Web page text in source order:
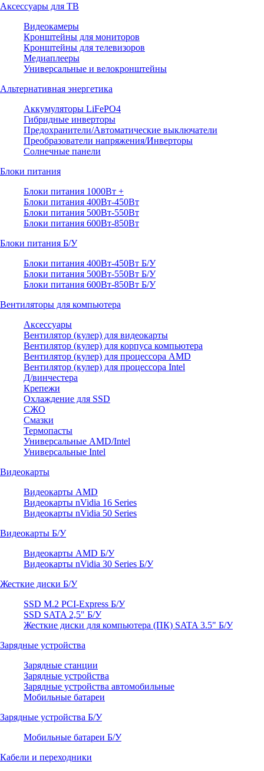
Аксессуары для ТВ
Видеокамеры
Кронштейны для мониторов
Кронштейны для телевизоров
Медиаплееры
Универсальные и велокронштейны
Альтернативная энергетика
Аккумуляторы LiFePO4
Гибридные инверторы
Предохранители/Автоматические выключатели
Преобразователи напряжения/Инверторы
Солнечные панели
Блоки питания
Блоки питания 1000Вт +
Блоки питания 400Вт-450Вт
Блоки питания 500Вт-550Вт
Блоки питания 600Вт-850Вт
Блоки питания Б/У
Блоки питания 400Вт-450Вт Б/У
Блоки питания 500Вт-550Вт Б/У
Блоки питания 600Вт-850Вт Б/У
Вентиляторы для компьютера
Аксессуары
Вентилятор (кулер) для видеокарты
Вентилятор (кулер) для корпуса компьютера
Вентилятор (кулер) для процессора AMD
Вентилятор (кулер) для процессора Intel
Д/винчестера
Крепежи
Охлаждение для SSD
СЖО
Смазки
Термопасты
Универсальные AMD/Intel
Универсальные Intel
Видеокарты
Видеокарты AMD
Видеокарты nVidia 16 Series
Видеокарты nVidia 50 Series
Видеокарты Б/У
Видеокарты AMD Б/У
Видеокарты nVidia 30 Series Б/У
Жесткие диски Б/У
SSD M.2 PCI-Express Б/У
SSD SATA 2,5" Б/У
Жесткие диски для компьютера (ПК) SATA 3.5" Б/У
Зарядные устройства
Зарядные станции
Зарядные устройства
Зарядные устройства автомобильные
Мобильные батареи
Зарядные устройства Б/У
Мобильные батареи Б/У
Кабели и переходники